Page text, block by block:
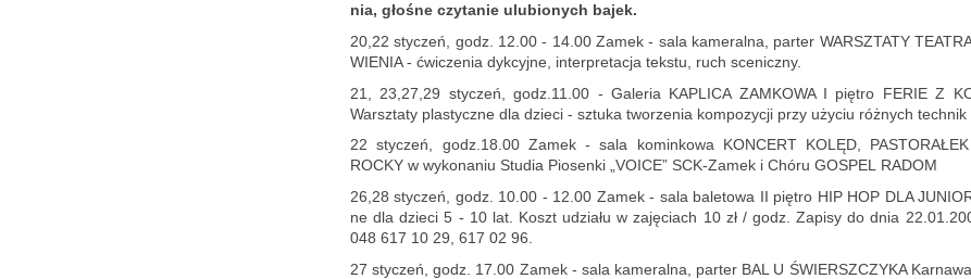
nia, gło­śne czy­ta­nie ulu­bio­nych bajek.
20,22 sty­czeń, godz. 12.00 - 14.00 Zamek - sala ka­me­ral­na, par­ter WARSZ­TA­TY
WIE­NIA - ćwi­cze­nia dyk­cyj­ne, in­ter­pre­ta­cja tek­stu, ruch sce­nicz­ny.
21, 23,27,29 sty­czeń, godz.11.00 - Ga­le­ria KA­PLI­CA ZAM­KO­WA I pię­tro FERIE Z
Warsz­ta­ty pla­stycz­ne dla dzie­ci - sztu­ka two­rze­nia kom­po­zy­cji przy uży­ciu róż­nych tech­nik
22 sty­czeń, godz.18.00 Zamek - sala ko­min­ko­wa KON­CERT KOLĘD,
ROCKY w wy­ko­na­niu Stu­dia Pio­sen­ki „VOICE” SCK-Za­mek i Chóru GO­SPEL RADOM
26,28 sty­czeń, godz. 10.00 - 12.00 Zamek - sala ba­le­to­wa II pię­tro HIP HOP DLA
ne dla dzie­ci 5 - 10 lat. Koszt udzia­łu w za­ję­ciach 10 zł / godz. Za­pi­sy do dnia
048 617 10 29, 617 02 96.
27 sty­czeń, godz. 17.00 Zamek - sala ka­me­ral­na, par­ter BAL U ŚWIERSZ­CZY­KA